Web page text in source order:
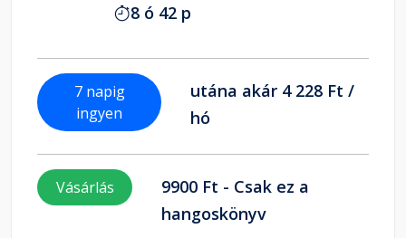
8 ó 42 p
7 napig
ingyen
utána akár 4 228 Ft /
hó
Vásárlás
9900 Ft - Csak ez a
hangoskönyv